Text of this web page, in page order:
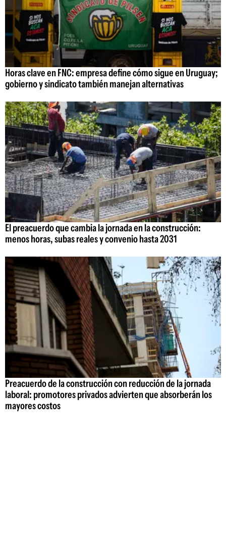
Horas clave en FNC: empresa define cómo sigue en Uruguay;
gobierno y sindicato también manejan alternativas
El preacuerdo que cambia la jornada en la construcción:
menos horas, subas reales y convenio hasta 2031
Preacuerdo de la construcción con reducción de la jornada
laboral: promotores privados advierten que absorberán los
mayores costos